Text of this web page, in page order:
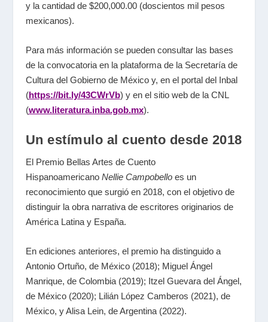
y la cantidad de $200,000.00 (doscientos mil pesos
mexicanos).
Para más información se pueden consultar las bases
de la convocatoria en la plataforma de la Secretaría de
Cultura del Gobierno de México y, en el portal del Inbal
(https://bit.ly/43CWrVb) y en el sitio web de la CNL
(www.literatura.inba.gob.mx).
Un estímulo al cuento desde 2018
El Premio Bellas Artes de Cuento
Hispanoamericano Nellie Campobello es un
reconocimiento que surgió en 2018, con el objetivo de
distinguir la obra narrativa de escritores originarios de
América Latina y España.
En ediciones anteriores, el premio ha distinguido a
Antonio Ortuño, de México (2018); Miguel Ángel
Manrique, de Colombia (2019); Itzel Guevara del Ángel,
de México (2020); Lilián López Camberos (2021), de
México, y Alisa Lein, de Argentina (2022).